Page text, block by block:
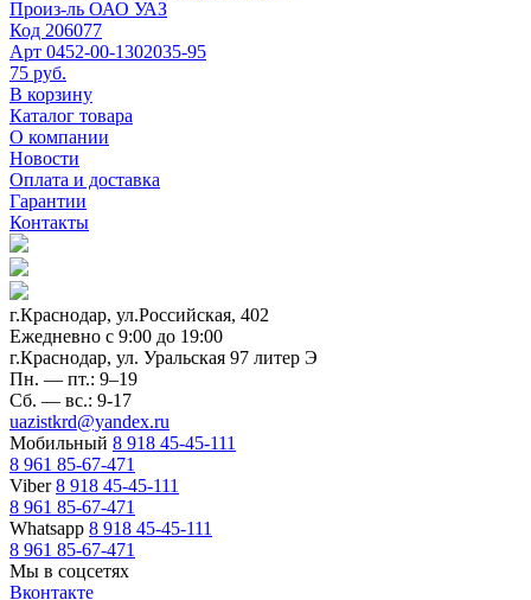
Произ-ль ОАО УАЗ
Код 206077
Арт 0452-00-1302035-95
75 руб.
В корзину
Каталог товара
О компании
Новости
Оплата и доставка
Гарантии
Контакты
г.Краснодар, ул.Российская, 402
Ежедневно c 9:00 до 19:00
г.Краснодар, ул. Уральская 97 литер Э
Пн. — пт.: 9–19
Сб. — вс.: 9-17
uazistkrd@yandex.ru
Мобильный 8 918 45-45-111
8 961 85-67-471
Viber8 918 45-45-111
8 961 85-67-471
Whatsapp 8 918 45-45-111
8 961 85-67-471
Мы в соцсетях
Вконтакте